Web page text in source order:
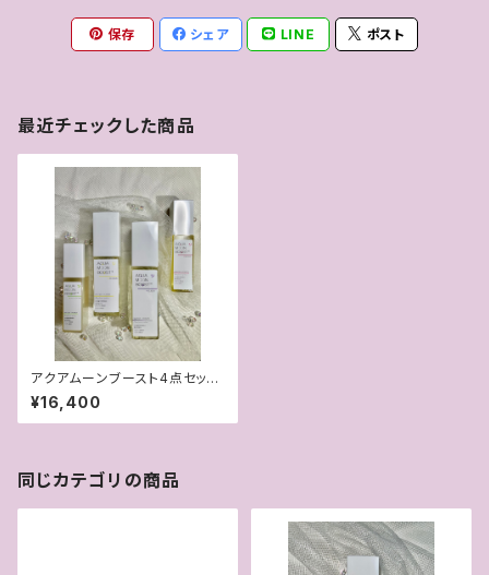
保存 シェア LINE ポスト
最近チェックした商品
アクアムーンブースト4点セット
【1200円お得！】
¥16,400
同じカテゴリの商品